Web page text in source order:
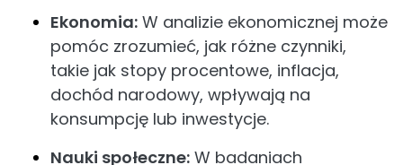
Ekonomia: W analizie ekonomicznej może
pomóc zrozumieć, jak różne czynniki,
takie jak stopy procentowe, inflacja,
dochód narodowy, wpływają na
konsumpcję lub inwestycje.
Nauki społeczne: W badaniach